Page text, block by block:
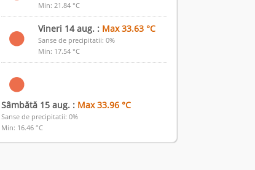
Min: 21.84 °C
Vineri 14 aug. : Max 33.63 °C
Sanse de precipitatii: 0%
Min: 17.54 °C
Sâmbătă 15 aug. : Max 33.96 °C
Sanse de precipitatii: 0%
Min: 16.46 °C